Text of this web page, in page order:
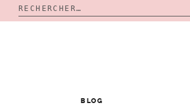
Rechercher :
BLOG